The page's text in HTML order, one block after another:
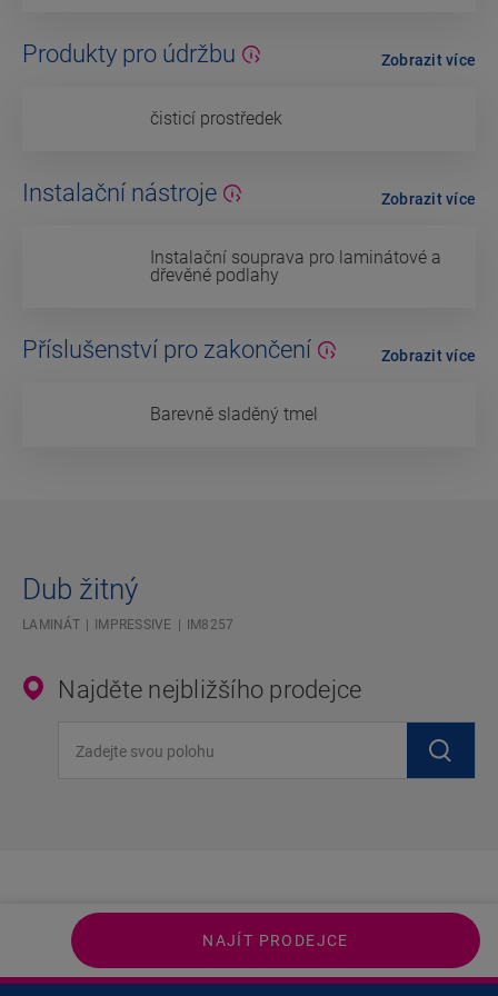
Produkty pro údržbu
čisticí prostředek
Zobrazit více
Instalační nástroje
Instalační souprava pro laminátové a
dřevěné podlahy
Zobrazit více
Příslušenství pro zakončení
Barevně sladěný tmel
Zobrazit více
Dub žitný
LAMINÁT IMPRESSIVE IM8257
Najděte nejbližšího prodejce
NAJÍT PRODEJCE